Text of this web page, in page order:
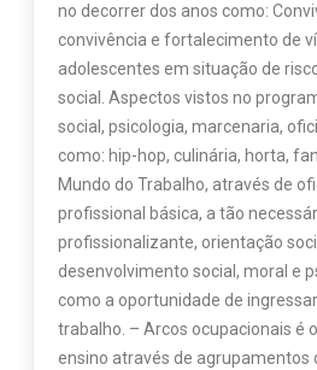
no decorrer dos anos como:
convivência e fortalecimento de
adolescentes em situação de
social. Aspectos vistos no
social, psicologia, marcenaria,
como: hip-hop, culinária, horta,
Mundo do Trabalho, através de
profissional básica, a tão
profissionalizante, orientação
desenvolvimento social, moral e
como a oportunidade de
trabalho. – Arcos ocupacionais é
ensino através de agrupamentos